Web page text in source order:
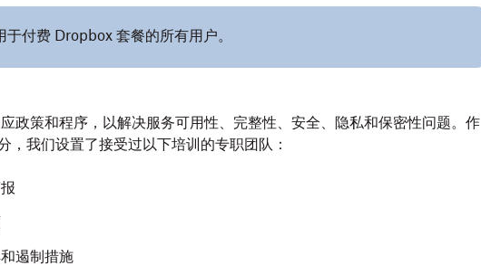
付费 Dropbox 套餐的所有用户。
政策和程序，以解决服务可用性、完整性、安全、隐私和保密性问题。作
，我们设置了接受过以下培训的专职团队：
遏制措施